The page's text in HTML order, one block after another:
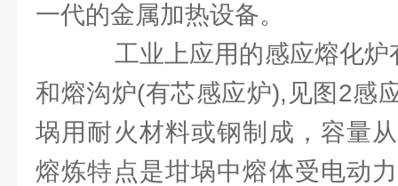
一代的金属加热设备。
工业上应用的感应熔化炉
和熔沟炉(有芯感应炉),见图2感
埚用耐火材料或钢制成，容量
熔炼特点是坩埚中熔体受电动